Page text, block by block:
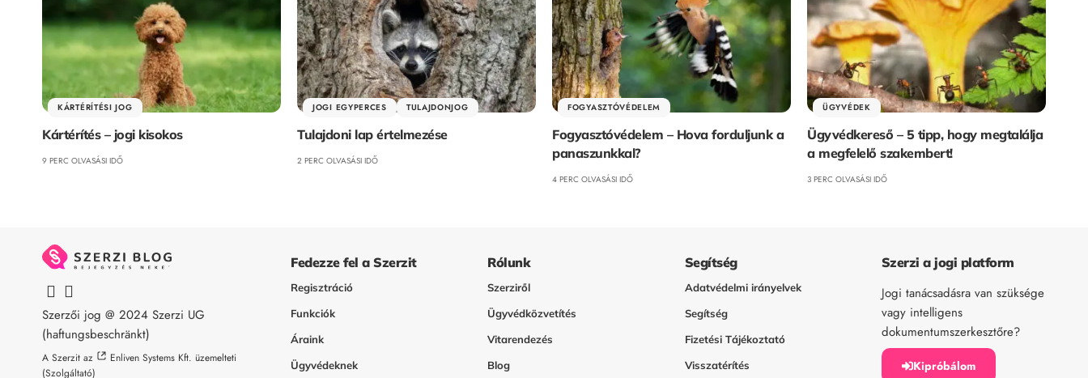
KÁRTÉRÍTÉSI JOG
Kártérítés – jogi kisokos
9 PERC OLVASÁSI IDŐ
JOGI EGYPERCES TULAJDONJOG
Tulajdoni lap értelmezése
2 PERC OLVASÁSI IDŐ
FOGYASZTÓVÉDELEM
Fogyasztóvédelem – Hova forduljunk a
panaszunkkal?
4 PERC OLVASÁSI IDŐ
ÜGYVÉDEK
Ügyvédkereső – 5 tipp, hogy megtalálja
a megfelelő szakembert!
3 PERC OLVASÁSI IDŐ
Szerzői jog @ 2024 Szerzi UG
(haftungsbeschränkt)
A Szerzit az Enliven Systems Kft. üzemelteti
(Szolgáltató)
Fedezze fel a Szerzit
Regisztráció
Funkciók
Áraink
Ügyvédeknek
Rólunk
Szerziről
Ügyvédközvetítés
Vitarendezés
Blog
Segítség
Adatvédelmi irányelvek
Segítség
Fizetési Tájékoztató
Visszatérítés
Szerzi a jogi platform
Jogi tanácsadásra van szüksége
vagy intelligens
dokumentumszerkesztőre?
Kipróbálom